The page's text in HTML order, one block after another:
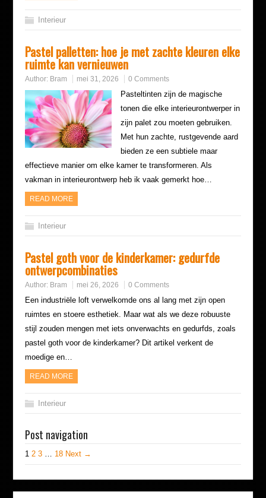
Interieur
Pastel palletten: hoe je met zachte kleuren elke
ruimte kan vernieuwen
Author: Bram mei 31, 2026 0 Comments
Pasteltinten zijn de magische
tonen die elke interieurontwerper in
zijn palet zou moeten gebruiken.
Met hun zachte, rustgevende aard
bieden ze een subtiele maar
effectieve manier om elke kamer te transformeren. Als
vakman in interieurontwerp heb ik vaak gemerkt hoe…
READ MORE
Interieur
Pastel goth voor de kinderkamer: gedurfde
ontwerpcombinaties
Author: Bram mei 26, 2026 0 Comments
Een industriële loft verwelkomde ons al lang met zijn open
ruimtes en stoere esthetiek. Maar wat als we deze robuuste
stijl zouden mengen met iets onverwachts en gedurfds, zoals
pastel goth voor de kinderkamer? Dit artikel verkent de
moedige en…
READ MORE
Interieur
Post navigation
1 2 3 … 18 Next →